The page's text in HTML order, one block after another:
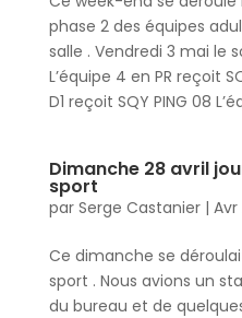
phase 2 des équipes
salle . Vendredi 3 mai le
L’équipe 4 en PR reçoit
D1 reçoit SQY PING 08
Dimanche 28 avril
sport
par Serge Castanier| Avr
Ce dimanche se
sport . Nous avions un
du bureau et de